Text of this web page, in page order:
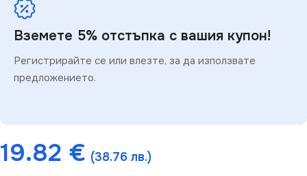
Вземете 5% отстъпка с вашия купон!
Регистрирайте се или влезте, за да използвате
предложението.
19.82 € (38.76 лв.)